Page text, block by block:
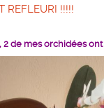
REFLEURI !!!!!
2 de mes orchidées